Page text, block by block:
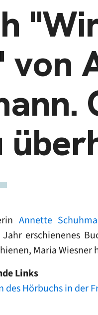
von
Annette
Jahr erschienenes
Maria Wiesner
Links
des Hörbuchs in der